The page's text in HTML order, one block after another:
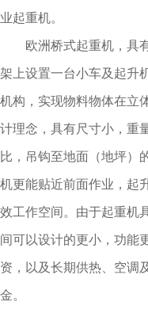
2、每个端梁配有双轮缘的车
重机在沿主梁方向大车驱动
梁采用高强度螺栓连接，确保
业起重机。
欧洲桥式起重机，具有
架上设置一台小车及起升
机构，实现物料物体在立
计理念，具有尺寸小，重
比，吊钩至地面（地坪）
机更能贴近前面作业，起
效工作空间。由于起重机
间可以设计的更小，功能
资，以及长期供热、空调
金。